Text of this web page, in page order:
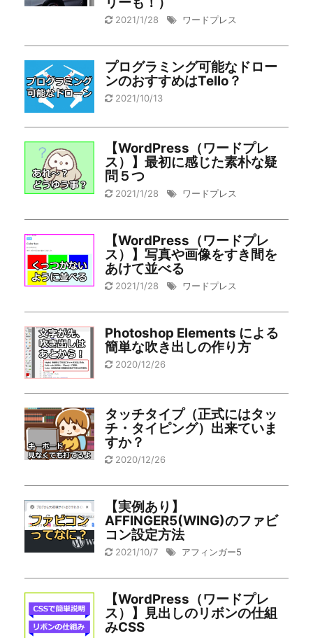
2021/1/28 ワードプレス
プログラミング可能なドロー
ンのおすすめはTello？
2021/10/13
【WordPress（ワードプレ
ス）】最初に感じた素朴な疑
問５つ
2021/1/28 ワードプレス
【WordPress（ワードプレ
ス）】写真や画像をすき間を
あけて並べる
2021/1/28 ワードプレス
Photoshop Elements による
簡単な吹き出しの作り方
2020/12/26
タッチタイプ（正式にはタッ
チ・タイピング）出来ていま
すか？
2020/12/26
【実例あり】
AFFINGER5(WING)のファビ
コン設定方法
2021/10/7 アフィンガー5
【WordPress（ワードプレ
ス）】見出しのリボンの仕組
みCSS